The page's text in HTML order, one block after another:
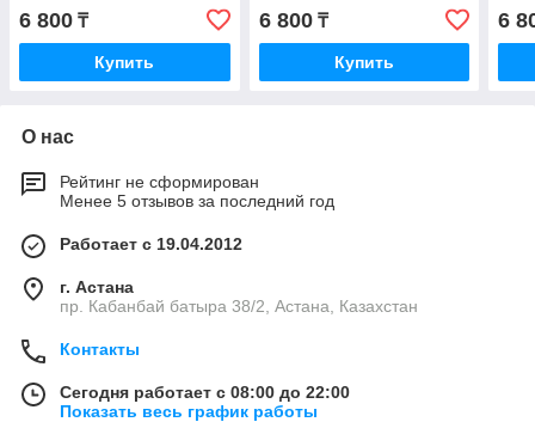
6 800 ₸
Купить
6 800₸
Купить
6
О нас
Рейтинг не сформирован
Менее 5 отзывов за последний год
Работает с 19.04.2012
г. Астана
пр. Кабанбай батыра 38/2, Астана, Казахстан
Контакты
Сегодня работает с 08:00 до 22:00
Показать весь график работы